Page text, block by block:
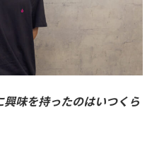
味を持ったのはいつくら